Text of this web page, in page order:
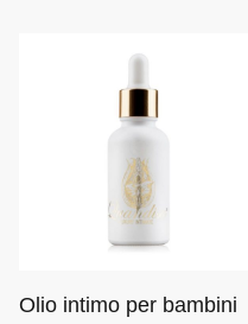
Olio intimo per bambini